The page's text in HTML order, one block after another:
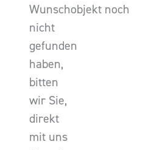
Wunschobjekt noch
nicht
gefunden
haben,
bitten
wir Sie,
direkt
mit uns